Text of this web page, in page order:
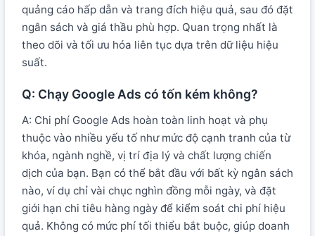
quảng cáo hấp dẫn và trang đích hiệu quả, sau đó đặt
ngân sách và giá thầu phù hợp. Quan trọng nhất là
theo dõi và tối ưu hóa liên tục dựa trên dữ liệu hiệu
suất.
Q: Chạy Google Ads có tốn kém không?
A: Chi phí Google Ads hoàn toàn linh hoạt và phụ
thuộc vào nhiều yếu tố như mức độ cạnh tranh của từ
khóa, ngành nghề, vị trí địa lý và chất lượng chiến
dịch của bạn. Bạn có thể bắt đầu với bất kỳ ngân sách
nào, ví dụ chỉ vài chục nghìn đồng mỗi ngày, và đặt
giới hạn chi tiêu hàng ngày để kiểm soát chi phí hiệu
quả. Không có mức phí tối thiểu bắt buộc, giúp doanh